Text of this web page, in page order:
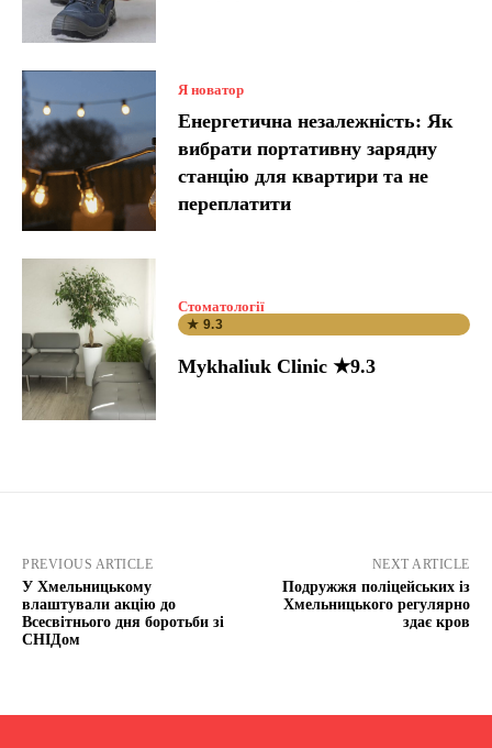
Я новатор
Енергетична незалежність: Як
вибрати портативну зарядну
станцію для квартири та не
переплатити
Стоматології
★ 9.3
Mykhaliuk Clinic ★9.3
PREVIOUS ARTICLE
У Хмельницькому
влаштували акцію до
Всесвітнього дня боротьби зі
СНІДом
NEXT ARTICLE
Подружжя поліцейських із
Хмельницького регулярно
здає кров